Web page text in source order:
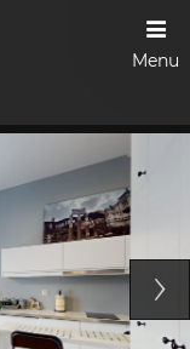
Menu